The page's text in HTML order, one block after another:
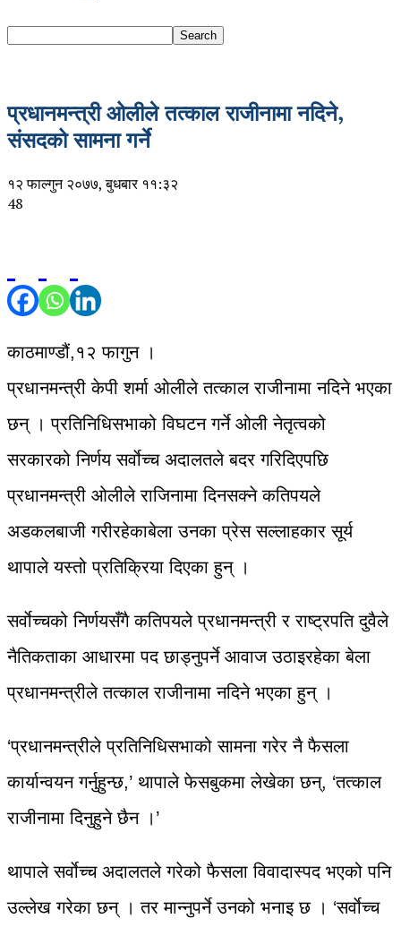
प्रधानमन्त्री ओलीले तत्काल राजीनामा नदिने,
संसदको सामना गर्ने
१२ फाल्गुन २०७७, बुधबार ११:३२
48
काठमाण्डौं,१२ फागुन ।
प्रधानमन्त्री केपी शर्मा ओलीले तत्काल राजीनामा नदिने भएका
छन् । प्रतिनिधिसभाको विघटन गर्ने ओली नेतृत्वको
सरकारको निर्णय सर्वाेच्च अदालतले बदर गरिदिएपछि
प्रधानमन्त्री ओलीले राजिनामा दिनसक्ने कतिपयले
अडकलबाजी गरीरहेकाबेला उनका प्रेस सल्लाहकार सूर्य
थापाले यस्तो प्रतिक्रिया दिएका हुन् ।
सर्वाेच्चको निर्णयसँगै कतिपयले प्रधानमन्त्री र राष्ट्रपति दुवैले
नैतिकताका आधारमा पद छाड्नुपर्ने आवाज उठाइरहेका बेला
प्रधानमन्त्रीले तत्काल राजीनामा नदिने भएका हुन् ।
‘प्रधानमन्त्रीले प्रतिनिधिसभाको सामना गरेर नै फैसला
कार्यान्वयन गर्नुहुन्छ,’ थापाले फेसबुकमा लेखेका छन्, ‘तत्काल
राजीनामा दिनुहुने छैन ।’
थापाले सर्वाेच्च अदालतले गरेको फैसला विवादास्पद भएको पनि
उल्लेख गरेका छन् । तर मान्नुपर्ने उनको भनाइ छ । ‘सर्वाेच्च